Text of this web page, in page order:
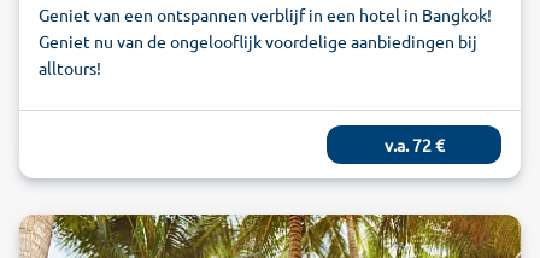
Geniet van een ontspannen verblijf in een hotel in Bangkok!
Geniet nu van de ongelooflijk voordelige aanbiedingen bij
alltours!
v.a.72€